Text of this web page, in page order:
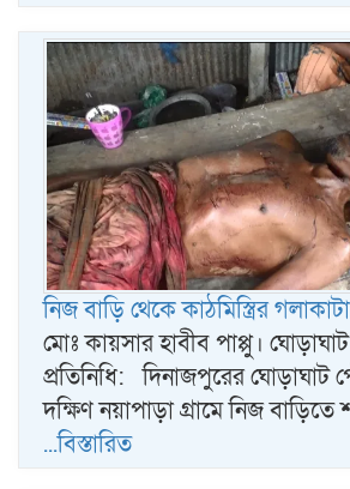
নিজ বাড়ি থেকে কাঠমিস্ত্রির
মোঃ কায়সার হাবীব পাপ্পু।
প্রতিনিধি: দিনাজপুরের ঘোড়াঘাট
দক্ষিণ নয়াপাড়া গ্রামে নিজ
...বিস্তারিত